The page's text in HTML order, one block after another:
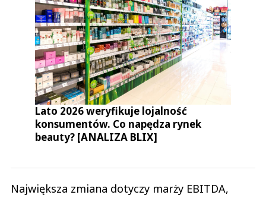
Lato 2026 weryfikuje lojalność
konsumentów. Co napędza rynek
beauty? [ANALIZA BLIX]
Największa zmiana dotyczy marży EBITDA,